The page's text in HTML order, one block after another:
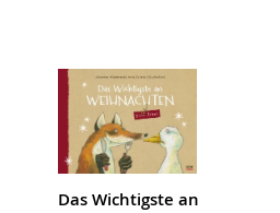
Das Wichtigste an